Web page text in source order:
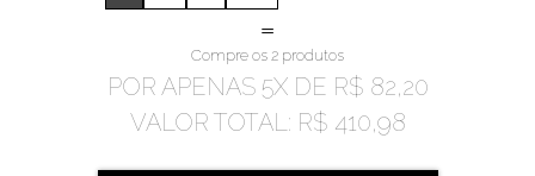
=
Compre os 2 produtos
POR APENAS 5X DE R$ 82,20
VALOR TOTAL: R$ 410,98